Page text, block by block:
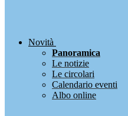
Novità
Panoramica
Le notizie
Le circolari
Calendario eventi
Albo online